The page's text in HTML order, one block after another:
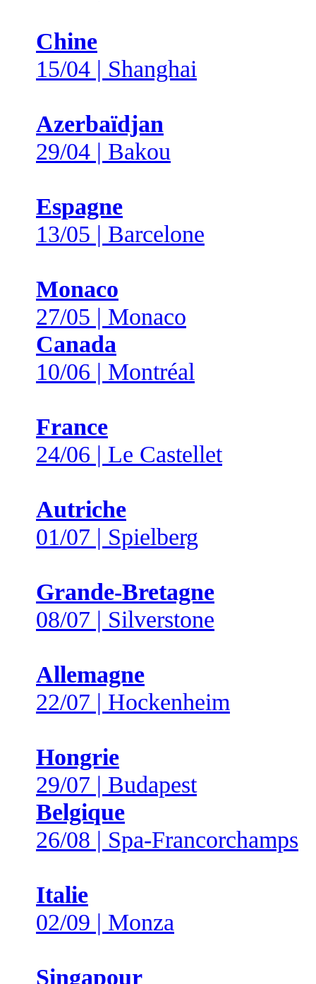
Chine
15/04 | Shanghai
Azerbaïdjan
29/04 | Bakou
Espagne
13/05 | Barcelone
Monaco
27/05 | Monaco
Canada
10/06 | Montréal
France
24/06 | Le Castellet
Autriche
01/07 | Spielberg
Grande-Bretagne
08/07 | Silverstone
Allemagne
22/07 | Hockenheim
Hongrie
29/07 | Budapest
Belgique
26/08 | Spa-Francorchamps
Italie
02/09 | Monza
Singapour